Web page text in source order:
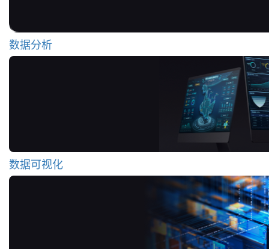
数据分析
数据可视化